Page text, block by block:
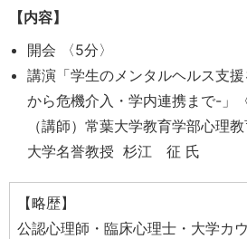
【内容】
開会 〈5分〉
講演「学生のメンタルヘルス支
から危機介入・学内連携まで-」
（講師）常葉大学教育学部心理
大学名誉教授 杉江 征 氏
【略歴】
公認心理師・臨床心理士・大学カ